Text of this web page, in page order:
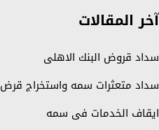
آخر المقالات
سداد قروض البنك الاهلي
سداد متعثرات سمه واستخراج قرض
ايقاف الخدمات في سمه